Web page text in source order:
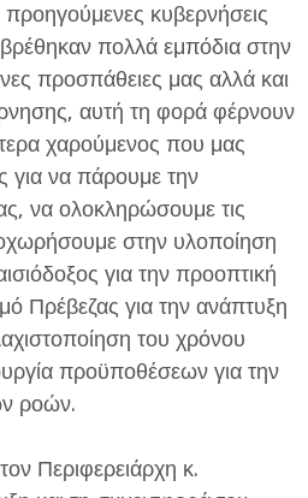
κυβερνήσεις
πολλά εμπόδια στην
προσπάθειες μας αλλά και
αυτή τη φορά φέρνουν
χαρούμενος που μας
για να πάρουμε την
να ολοκληρώσουμε τις
στην υλοποίηση
για την προοπτική
Πρέβεζας για την ανάπτυξη
του χρόνου
προϋποθέσεων για την
ροών.
Περιφερειάρχη κ.